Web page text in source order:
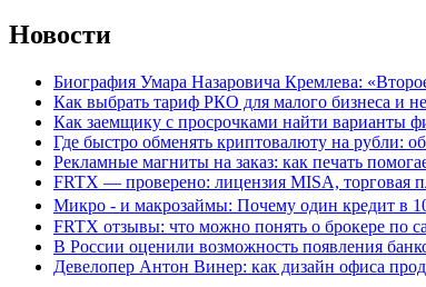
Новости
Биография Умара Назаровича Кремлева:
Как выбрать тариф РКО для малого бизнеса и
Как заемщику с просрочками найти варианты
Где быстро обменять криптовалюту на рубли:
Рекламные магниты на заказ: как печать
FRTX — проверено: лицензия MISA, торговая
Микро - и макрозаймы: Почему один кредит в
FRTX отзывы: что можно понять о брокере по
В России оценили возможность появления
Девелопер Антон Винер: как дизайн офиса